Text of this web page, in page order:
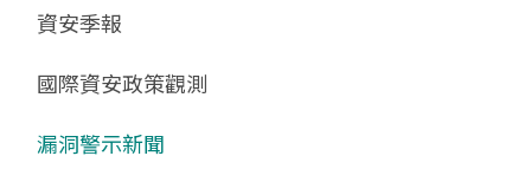
GCB說明文件
GCB部署資源
GCB終止支援
數位影片教材
FAQ
驗證進度
資安季報
國際資安政策觀測
漏洞警示新聞